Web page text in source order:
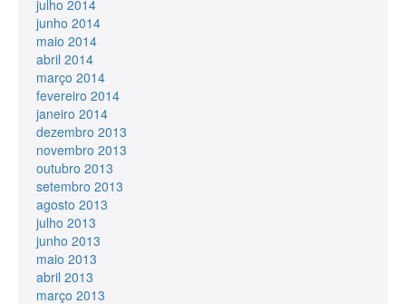
julho 2014
junho 2014
maio 2014
abril 2014
março 2014
fevereiro 2014
janeiro 2014
dezembro 2013
novembro 2013
outubro 2013
setembro 2013
agosto 2013
julho 2013
junho 2013
maio 2013
abril 2013
março 2013